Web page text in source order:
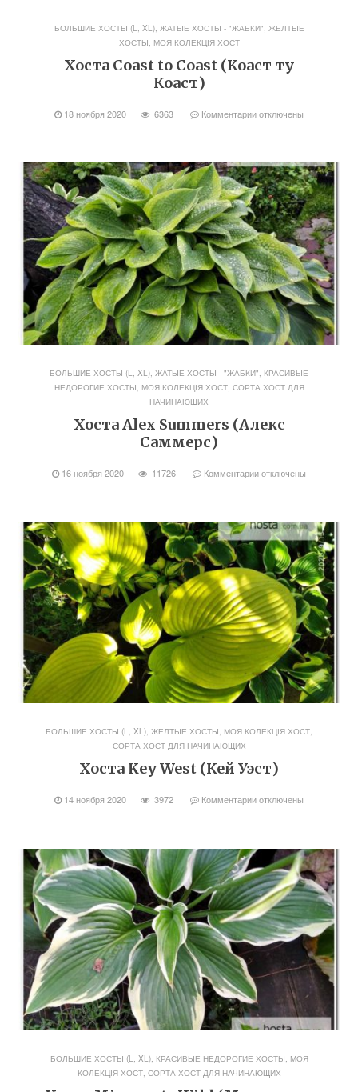
БОЛЬШИЕ ХОСТЫ (L, XL), ЖАТЫЕ ХОСТЫ - "ЖАБКИ", ЖЕЛТЫЕ
ХОСТЫ, МОЯ КОЛЕКЦІЯ ХОСТ
Хоста Coast to Coast (Коаст ту
Коаст)
18 ноября 2020 6363 Комментарииотключены
БОЛЬШИЕ ХОСТЫ (L, XL) ЖАТЫЕ ХОСТЫ - "ЖАБКИ" КРАСИВЫЕ
НЕДОРОГИЕ ХОСТЫ МОЯ КОЛЕКЦІЯ ХОСТ, СОРТА ХОСТ ДЛЯ
НАЧИНАЮЩИХ
Хоста Alex Summers (Алекс
Саммерс)
16 ноября 2020 11726 Комментарииотключены
БОЛЬШИЕ ХОСТЫ (L, XL), ЖЕЛТЫЕ ХОСТЫ, МОЯ КОЛЕКЦІЯ ХОСТ,
СОРТА ХОСТ ДЛЯ НАЧИНАЮЩИХ
Хоста Key West (Кей Уэст)
14 ноября 2020 3972 Комментарииотключены
БОЛЬШИЕ ХОСТЫ (L, XL), КРАСИВЫЕ НЕДОРОГИЕ ХОСТЫ, МОЯ
КОЛЕКЦІЯ ХОСТ, СОРТА ХОСТ ДЛЯ НАЧИНАЮЩИХ